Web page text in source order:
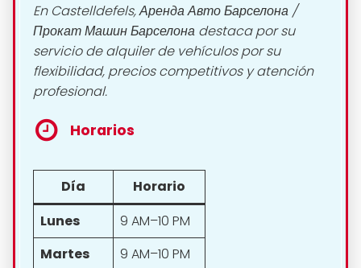
En Castelldefels, Аренда Авто Барселона /
Прокат Машин Барселона destaca por su
servicio de alquiler de vehículos por su
flexibilidad, precios competitivos y atención
profesional.
Horarios
Día
Horario
Lunes
9 AM–10 PM
Martes
9 AM–10 PM